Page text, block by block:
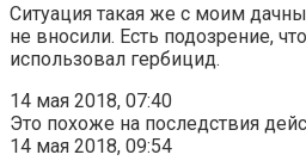
Ситуация такая же с моим
не вносили. Есть подозрение,
использовал гербицид.
14 мая 2018, 07:40
Это похоже на последствия
14 мая 2018, 09:54